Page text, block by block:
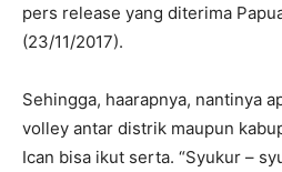
pers release yang diterima
(23/11/2017).
Sehingga, haarapnya, nantinya
volley antar distrik maupun
Ican bisa ikut serta. “Syukur –